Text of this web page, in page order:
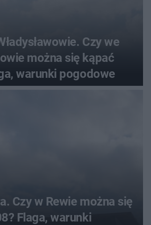
Czy we
można się kąpać
warunki pogodowe
Czy w Rewie można się
Flaga, warunki